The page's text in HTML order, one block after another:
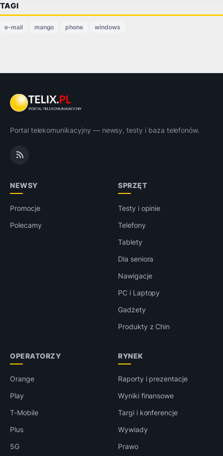
TAGI
e-mail mango phone windows
Portal telekomunikacyjny — newsy, testy i baza telefonów.
NEWSY
Promocje
Polecamy
SPRZĘT
Testy i opinie
Telefony
Tablety
Dla seniora
Nawigacje
PC i Laptopy
Gadżety
Produkty z Chin
OPERATORZY
Orange
Play
T-Mobile
Plus
5G
RYNEK
Raporty i prezentacje
Wyniki finansowe
Targi i konferencje
Wywiady
Prawo